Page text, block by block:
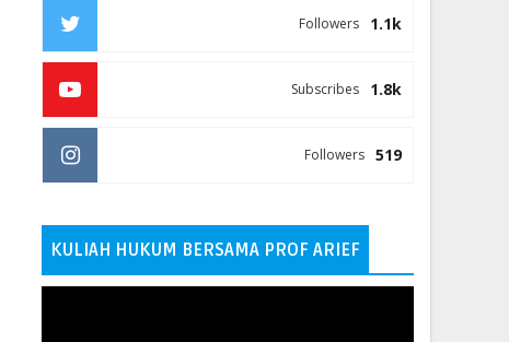
1.1k
Followers
1.8k
Subscribes
519
Followers
KULIAH HUKUM BERSAMA PROF ARIEF